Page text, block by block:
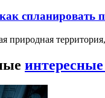
спланировать
природная